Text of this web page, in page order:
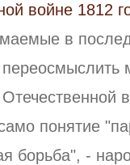
войне 1812
в
понятие
борьба", -